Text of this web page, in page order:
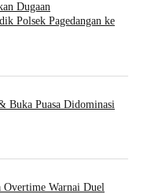
Dugaan
Polsek Pagedangan ke
Buka Puasa Didominasi
Warnai Duel